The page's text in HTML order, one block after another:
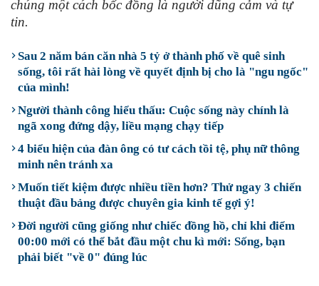
chúng một cách bốc đồng là người dũng cảm và tự
tin.
Sau 2 năm bán căn nhà 5 tỷ ở thành phố về quê sinh
sống, tôi rất hài lòng về quyết định bị cho là "ngu ngốc"
của mình!
Người thành công hiểu thấu: Cuộc sống này chính là
ngã xong đứng dậy, liều mạng chạy tiếp
4 biểu hiện của đàn ông có tư cách tồi tệ, phụ nữ thông
minh nên tránh xa
Muốn tiết kiệm được nhiều tiền hơn? Thử ngay 3 chiến
thuật đầu bảng được chuyên gia kinh tế gợi ý!
Đời người cũng giống như chiếc đồng hồ, chỉ khi điểm
00:00 mới có thể bắt đầu một chu kì mới: Sống, bạn
phải biết "về 0" đúng lúc